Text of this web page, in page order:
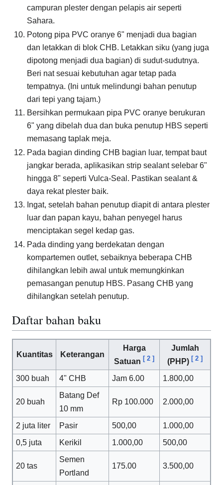
campuran plester dengan pelapis air seperti
Sahara.
Potong pipa PVC oranye 6" menjadi dua bagian
dan letakkan di blok CHB. Letakkan siku (yang juga
dipotong menjadi dua bagian) di sudut-sudutnya.
Beri nat sesuai kebutuhan agar tetap pada
tempatnya. (Ini untuk melindungi bahan penutup
dari tepi yang tajam.)
Bersihkan permukaan pipa PVC oranye berukuran
6" yang dibelah dua dan buka penutup HBS seperti
memasang taplak meja.
Pada bagian dinding CHB bagian luar, tempat baut
jangkar berada, aplikasikan strip sealant selebar 6"
hingga 8" seperti Vulca-Seal. Pastikan sealant &
daya rekat plester baik.
Ingat, setelah bahan penutup diapit di antara plester
luar dan papan kayu, bahan penyegel harus
menciptakan segel kedap gas.
Pada dinding yang berdekatan dengan
kompartemen outlet, sebaiknya beberapa CHB
dihilangkan lebih awal untuk memungkinkan
pemasangan penutup HBS. Pasang CHB yang
dihilangkan setelah penutup.
Daftar bahan baku
Kuantitas Keterangan
Harga
Satuan [2 ]
Jumlah
(PHP) [2 ]
300 buah 4" CHB Jam 6.00 1.800,00
20 buah
Batang Def
10 mm
Rp 100.000 2.000,00
2 juta liter Pasir 500,00
1.000,00
0,5 juta
Kerikil 1.000,00 500,00
20 tas
Semen
Portland
175.00 3.500,00